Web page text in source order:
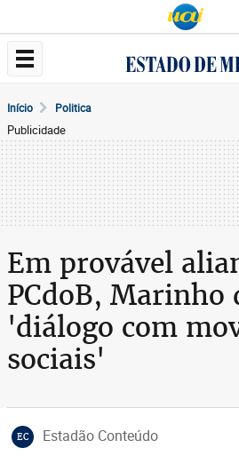
Início Politica
Publicidade
Em provável
PCdoB, Marinho
'diálogo com
sociais'
EC Estadão Conteúdo